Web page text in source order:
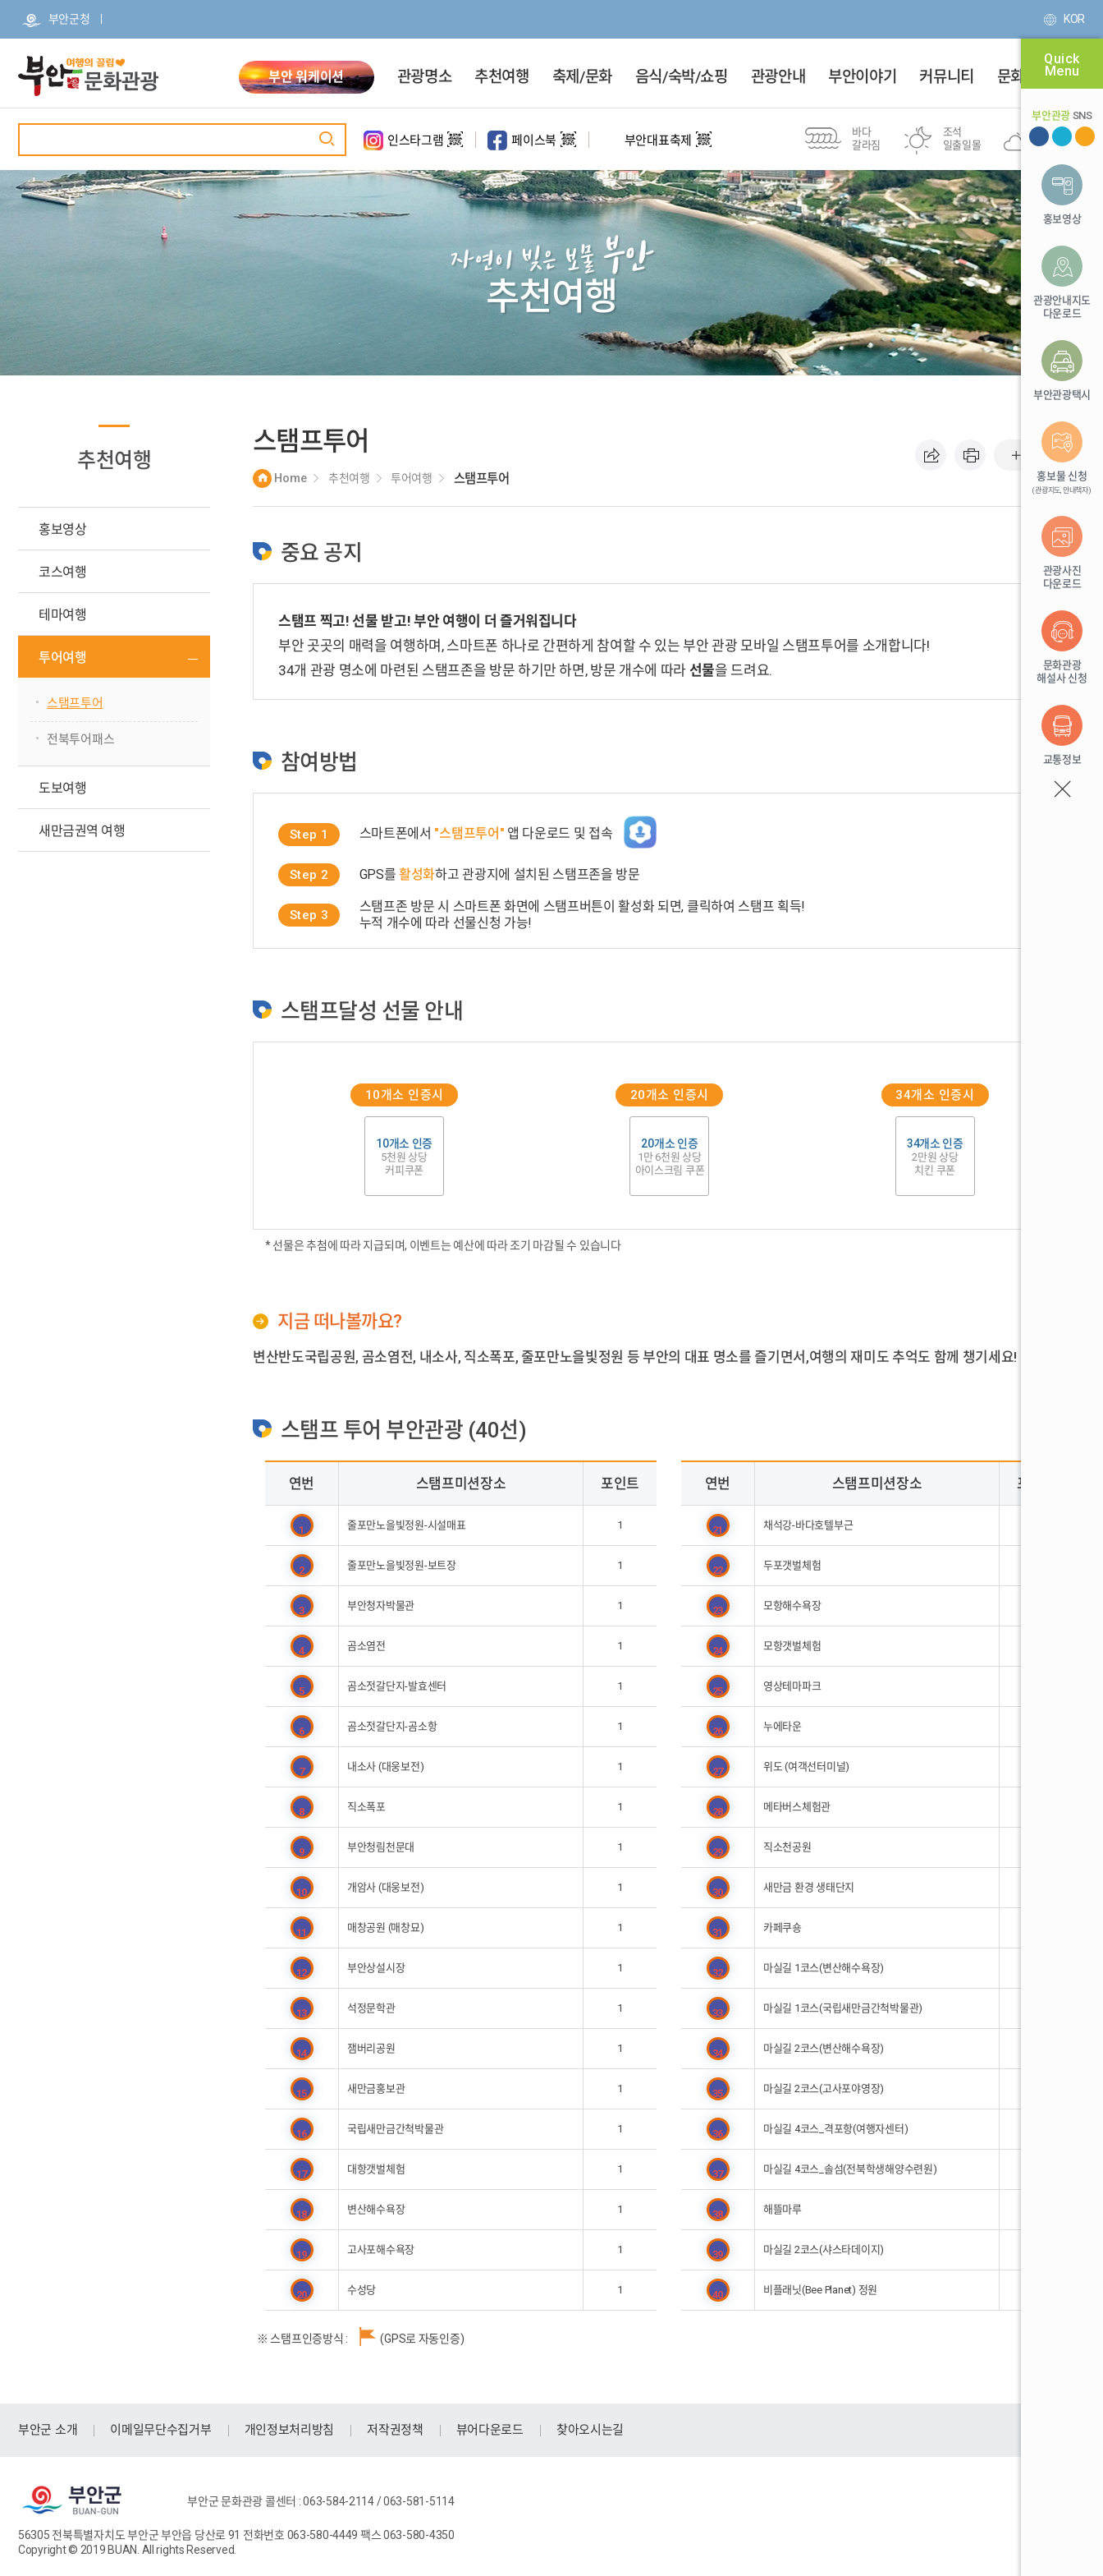
바
뉴
부안군청 KOR
부안 워케이션 관광명소
관광명소 대표 관광지 문화·체험시설 정원 새만금권역 변산8경
영상촬영명소 위도
유네스코
세계지질공원
추천여행
추천여행 홍보영상
홍보영상
코스여행
사계절코스
반일코스
1일코스
2일코스
드라이브 코스
테마여행
문화여행
속살여행
체험여행
투어여행
스탬프투어
전북투어패스
도보여행
마실길
등산
바다 낚시 포인트
축제/문화 음식/숙박/쇼핑 관광안내 부안이야기 커뮤니티 문화달력
인스타그램 페이스북 부안대표축제
바다
갈라짐
조석
일출일몰
부안군
30℃
Quick
Menu
부안관광 SNS
홍보영상
관광안내지도
다운로드
부안관광택시
홍보물 신청
(관광지도, 안내책자)
관광사진
다운로드
문화관광
해설사 신청
교통정보
자연이 빚은 보물 부안
추천여행
추천여행
홍보영상
코스여행
테마여행
투어여행
스탬프투어
전북투어패스
도보여행
새만금권역 여행
스탬프투어
Home 추천여행 투어여행 스탬프투어
기본
중요 공지
스탬프 찍고! 선물 받고! 부안 여행이 더 즐거워집니다
부안 곳곳의 매력을 여행하며, 스마트폰 하나로 간편하게 참여할 수 있는 부안 관광 모바일 스탬프투어를 소개합니다!
34개 관광 명소에 마련된 스탬프존을 방문 하기만 하면, 방문 개수에 따라 선물을 드려요.
참여방법
Step 1 스마트폰에서 "스탬프투어" 앱 다운로드 및 접속
Step 2 GPS를활성화하고 관광지에 설치된 스탬프존을 방문
Step 3
스탬프존 방문 시 스마트폰 화면에 스탬프버튼이 활성화 되면, 클릭하여 스탬프 획득!
누적 개수에 따라 선물신청 가능!
스탬프달성 선물 안내
10개소 인증시
10개소 인증
5천원 상당
커피쿠폰
20개소 인증시
20개소 인증
1만 6천원 상당
아이스크림 쿠폰
34개소 인증시
34개소 인증
2만원 상당
치킨 쿠폰
* 선물은 추첨에 따라 지급되며, 이벤트는 예산에 따라 조기 마감될 수 있습니다
지금 떠나볼까요?
변산반도국립공원, 곰소염전, 내소사, 직소폭포, 줄포만노을빛정원 등 부안의 대표 명소를 즐기면서,여행의 재미도 추억도 함께 챙기세요!
스탬프 투어 부안관광 (40선)
연번 스탬프미션장소 포인트
1 줄포만노을빛정원-시설매표 1
2 줄포만노을빛정원-보트장 1
3 부안청자박물관 1
4 곰소염전 1
5 곰소젓갈단지-발효센터 1
6 곰소젓갈단지-곰소항 1
7 내소사 (대웅보전) 1
8 직소폭포 1
9 부안청림천문대 1
10 개암사 (대웅보전) 1
11 매창공원 (매창묘) 1
12 부안상설시장 1
13 석정문학관 1
14 잼버리공원 1
15 새만금홍보관 1
16 국립새만금간척박물관 1
17 대항갯벌체험 1
18 변산해수욕장 1
19 고사포해수욕장 1
20 수성당 1
연번 스탬프미션장소 포인트
21 채석강-바다호텔부근
22 두포갯벌체험
23 모항해수욕장
24 모항갯벌체험
25 영상테마파크
26 누에타운
27 위도 (여객선터미널)
28 메타버스체험관
29 직소천공원
30 새만금 환경 생태단지
31 카페쿠숑
32 마실길 1코스(변산해수욕장)
33 마실길 1코스(국립새만금간척박물관)
34 마실길 2코스(변산해수욕장)
35 마실길 2코스(고사포야영장)
36 마실길 4코스_격포항(여행자센터)
37 마실길 4코스_솔섬(전북학생해양수련원)
38 해뜰마루
39 마실길 2코스(샤스타데이지)
40 비플래닛(Bee Planet) 정원
※ 스탬프인증방식 : (GPS로 자동인증)
부안군 소개 이메일무단수집거부 개인정보처리방침 저작권정책 뷰어다운로드 찾아오시는길
부안군 문화관광 콜센터 : 063-584-2114 / 063-581-5114
56305 전북특별자치도 부안군 부안읍 당산로 91 전화번호 063-580-4449 팩스 063-580-4350
Copyright © 2019 BUAN. All rights Reserved.